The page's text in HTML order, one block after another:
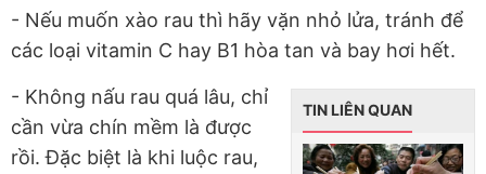
- Nếu muốn xào rau thì hãy vặn nhỏ lửa, tránh để
các loại vitamin C hay B1 hòa tan và bay hơi hết.
TIN LIÊN QUAN
- Không nấu rau quá lâu, chỉ
cần vừa chín mềm là được
rồi. Đặc biệt là khi luộc rau,